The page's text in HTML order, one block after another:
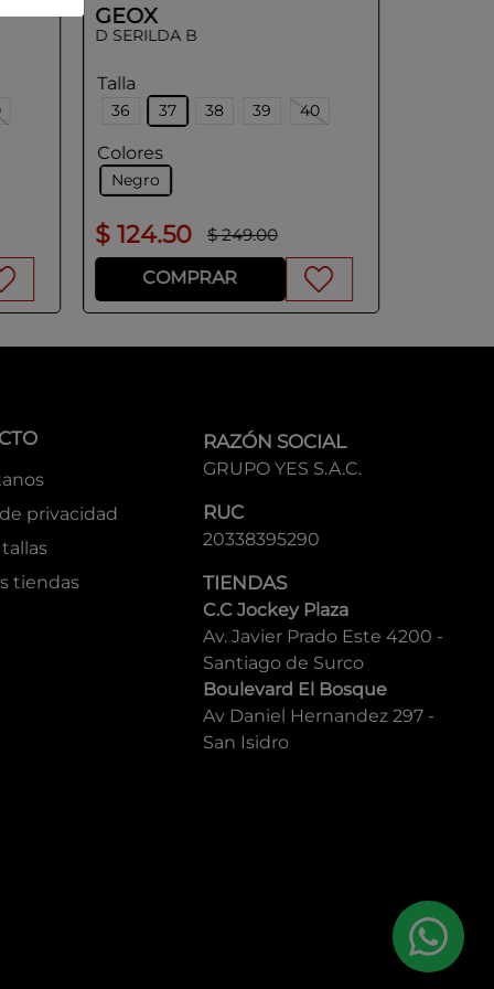
GEOX
D SERILDA B
Talla
36 37 38 39 40
Colores
Negro
$ 124.50 $ 249.00
COMPRAR
privacidad
tiendas
RAZÓN SOCIAL
GRUPO YES S.A.C.
RUC
20338395290
TIENDAS
C.C Jockey Plaza
Av. Javier Prado Este 4200 -
Santiago de Surco
Boulevard El Bosque
Av Daniel Hernandez 297 -
San Isidro